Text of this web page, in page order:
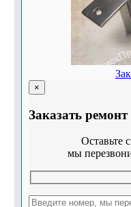
×
Заказать ремонт
Оставьте
мы